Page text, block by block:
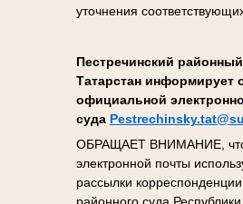
уточнения
Пестречинский
Татарстан информирует
официальной
суда
ОБРАЩАЕТ ВНИМАНИЕ,
электронной почты
рассылки
районного суда